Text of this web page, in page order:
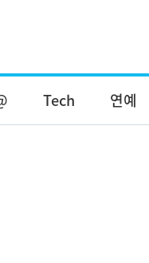
Tech 연예